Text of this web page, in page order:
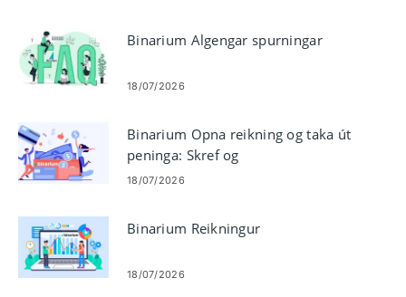
Binarium Algengar spurningar
18/07/2026
Binarium Opna reikning og taka út
peninga: Skref og
útborgunarreglur
18/07/2026
Binarium Reikningur
18/07/2026